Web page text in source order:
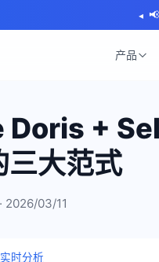
◂
产品
+
三大范式
· 2026/03/11
实时分析